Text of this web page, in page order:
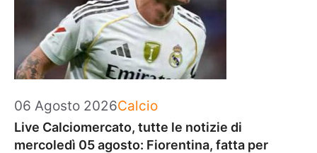
06 Agosto 2026Categorie
Calcio
Live Calciomercato, tutte le notizie di
mercoledì 05 agosto: Fiorentina, fatta per